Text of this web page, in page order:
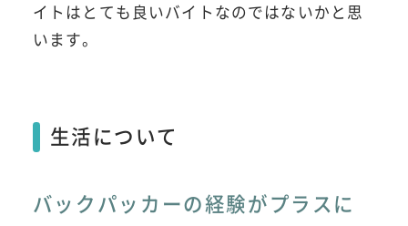
イトはとても良いバイトなのではないかと思
います。
生活について
バックパッカーの経験がプラスに